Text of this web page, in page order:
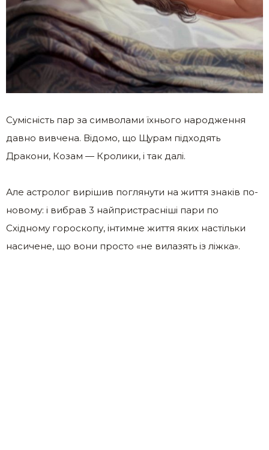
Сумісність пар за символами їхнього народження
давно вивчена. Відомо, що Щурам підходять
Дракони, Козам — Кролики, і так далі.
Але астролог вирішив поглянути на життя знаків по-
новому: і вибрав 3 найпристрасніші пари по
Східному гороскопу, інтимне життя яких настільки
насичене, що вони просто «не вилазять із ліжка».